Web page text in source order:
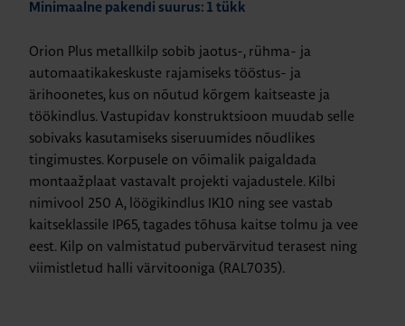
Minimaalne pakendi suurus: 1 tükk
Orion Plus metallkilp sobib jaotus-, rühma- ja
automaatikakeskuste rajamiseks tööstus- ja
ärihoonetes, kus on nõutud kõrgem kaitseaste ja
töökindlus. Vastupidav konstruktsioon muudab selle
sobivaks kasutamiseks siseruumides nõudlikes
tingimustes. Korpusele on võimalik paigaldada
montaažplaat vastavalt projekti vajadustele. Kilbi
nimivool 250 A, löögikindlus IK10 ning see vastab
kaitseklassile IP65, tagades tõhusa kaitse tolmu ja vee
eest. Kilp on valmistatud pubervärvitud terasest ning
viimistletud halli värvitooniga (RAL7035).